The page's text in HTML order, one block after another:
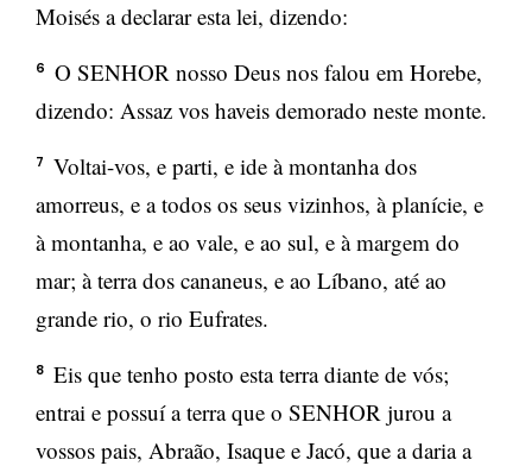
Moisés a declarar esta lei, dizendo:
6
O SENHOR nosso Deus nos falou em Horebe,
dizendo: Assaz vos haveis demorado neste monte.
7
Voltai-vos, e parti, e ide à montanha dos
amorreus, e a todos os seus vizinhos, à planície, e
à montanha, e ao vale, e ao sul, e à margem do
mar; à terra dos cananeus, e ao Líbano, até ao
grande rio, o rio Eufrates.
8
Eis que tenho posto esta terra diante de vós;
entrai e possuí a terra que o SENHOR jurou a
vossos pais, Abraão, Isaque e Jacó, que a daria a